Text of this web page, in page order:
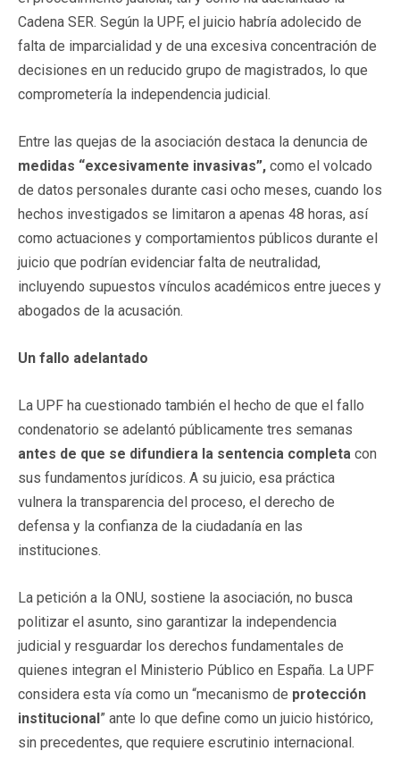
Cadena SER. Según la UPF, el juicio habría adolecido de
falta de imparcialidad y de una excesiva concentración de
decisiones en un reducido grupo de magistrados, lo que
comprometería la independencia judicial.
Entre las quejas de la asociación destaca la denuncia de
medidas “excesivamente invasivas”, como el volcado
de datos personales durante casi ocho meses, cuando los
hechos investigados se limitaron a apenas 48 horas, así
como actuaciones y comportamientos públicos durante el
juicio que podrían evidenciar falta de neutralidad,
incluyendo supuestos vínculos académicos entre jueces y
abogados de la acusación.
Un fallo adelantado
La UPF ha cuestionado también el hecho de que el fallo
condenatorio se adelantó públicamente tres semanas
antes de que se difundiera la sentencia completa con
sus fundamentos jurídicos. A su juicio, esa práctica
vulnera la transparencia del proceso, el derecho de
defensa y la confianza de la ciudadanía en las
instituciones.
La petición a la ONU, sostiene la asociación, no busca
politizar el asunto, sino garantizar la independencia
judicial y resguardar los derechos fundamentales de
quienes integran el Ministerio Público en España. La UPF
considera esta vía como un “mecanismo de protección
institucional” ante lo que define como un juicio histórico,
sin precedentes, que requiere escrutinio internacional.